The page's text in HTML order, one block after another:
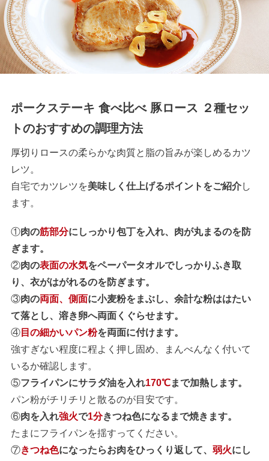
ポークステーキ 食べ比べ 豚ロース ２種セッ
トのおすすめの調理方法
厚切りロースの柔らかな肉質と脂の旨みが楽しめるカツ
レツ。
自宅でカツレツを美味しく仕上げるポイントをご紹介し
ます。
①肉の筋部分にしっかり包丁を入れ、肉が丸まるのを防
ぎます。
②肉の表面の水気をペーパータオルでしっかりふき取
り、衣がはがれるのを防ぎます。
③肉の両面、側面に小麦粉をまぶし、余計な粉ははたい
て落とし、溶き卵へ両面くぐらせます。
④目の細かいパン粉を両面に付けます。
強すぎない程度に程よく押し固め、まんべんなく付いて
いるか確認します。
⑤フライパンにサラダ油を入れ170℃まで加熱します。
パン粉がチリチリと散るのが目安です。
⑥肉を入れ強火で1分きつね色になるまで焼きます。
たまにフライパンを揺すってください。
⑦きつね色になったらお肉をひっくり返して、 弱火にし